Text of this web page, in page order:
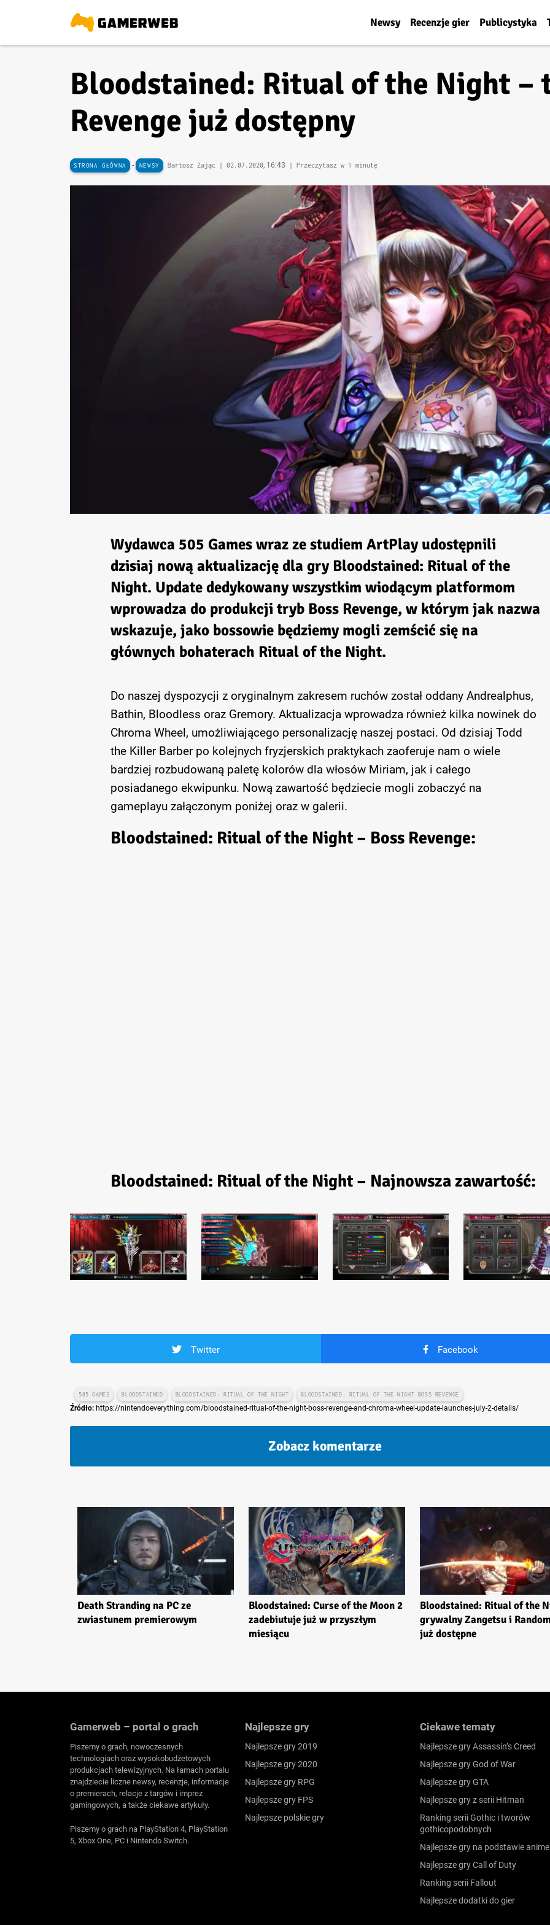
Newsy Recenzje gier Publicystyka
Bloodstained: Ritual of the Night –
Revenge już dostępny
STRONA GŁÓWNA - NEWSY Bartosz Zając | 02.07.2020, 16:43 | Przeczytasz w 1 minutę
Wydawca 505 Games wraz ze studiem ArtPlay udostępnili
dzisiaj nową aktualizację dla gry Bloodstained: Ritual of the
Night. Update dedykowany wszystkim wiodącym platformom
wprowadza do produkcji tryb Boss Revenge, w którym jak nazwa
wskazuje, jako bossowie będziemy mogli zemścić się na
głównych bohaterach Ritual of the Night.
Do naszej dyspozycji z oryginalnym zakresem ruchów został oddany Andrealphus,
Bathin, Bloodless oraz Gremory. Aktualizacja wprowadza również kilka nowinek do
Chroma Wheel, umożliwiającego personalizację naszej postaci. Od dzisiaj Todd
the Killer Barber po kolejnych fryzjerskich praktykach zaoferuje nam o wiele
bardziej rozbudowaną paletę kolorów dla włosów Miriam, jak i całego
posiadanego ekwipunku. Nową zawartość będziecie mogli zobaczyć na
gameplayu załączonym poniżej oraz w galerii.
Bloodstained: Ritual of the Night – Boss Revenge:
Bloodstained: Ritual of the Night – Najnowsza zawartość:
Twitter Facebook
505 GAMES BLOODSTAINED BLOODSTAINED: RITUAL OF THE NIGHT BLOODSTAINED: RITUAL OF THE NIGHT BOSS REVENGE
Źródło: https://nintendoeverything.com/bloodstained-ritual-of-the-night-boss-revenge-and-chroma-wheel-update-launches-july-2-details/
Zobacz komentarze
Death Stranding na PC ze
zwiastunem premierowym
Bloodstained: Curse of the Moon 2
zadebiutuje już w przyszłym
miesiącu
Bloodstained: Ritual of the
grywalny Zangetsu i
już dostępne
Gamerweb – portal o grach
Piszemy o grach, nowoczesnych
technologiach oraz wysokobudżetowych
produkcjach telewizyjnych. Na łamach portalu
znajdziecie liczne newsy, recenzje, informacje
o premierach, relacje z targów i imprez
gamingowych, a także ciekawe artykuły.
Piszemy o grach na PlayStation 4, PlayStation
5, Xbox One, PC i Nintendo Switch.
Najlepsze gry
Najlepsze gry 2019
Najlepsze gry 2020
Najlepsze gry RPG
Najlepsze gry FPS
Najlepsze polskie gry
Ciekawe tematy
Najlepsze gry Assassin’s Creed
Najlepsze gry God of War
Najlepsze gry GTA
Najlepsze gry z serii Hitman
Ranking serii Gothic i tworów
gothicopodobnych
Najlepsze gry na podstawie anime
Najlepsze gry Call of Duty
Ranking serii Fallout
Najlepsze dodatki do gier